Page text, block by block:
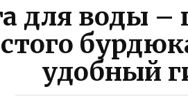
для воды –
удобный